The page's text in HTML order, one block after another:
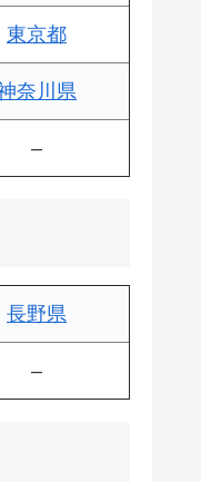
東京都
奈川県
–
長野県
–